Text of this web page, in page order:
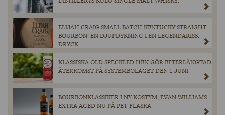
ELIJAH CRAIG SMALL BATCH KENTUCKY STRAIGHT
BOURBON: EN DJUPDYKNING I EN LEGENDARISK
DRYCK
KLASSISKA OLD SPECKLED HEN GÖR EFTERLÄNGTAD
ÅTERKOMST PÅ SYSTEMBOLAGET DEN 1 JUNI.
BOURBONKLASSIKER I NY KOSTYM, EVAN WILLIAMS
EXTRA AGED NU PÅ PET-FLASKA